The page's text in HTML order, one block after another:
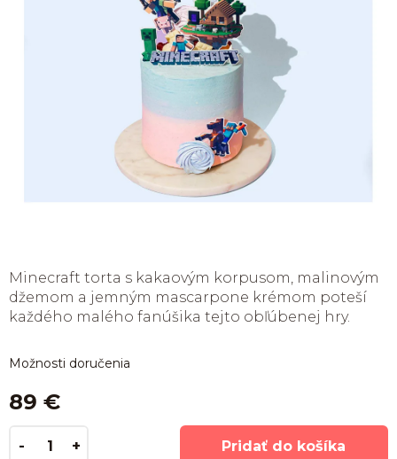
89 €
Možnosti doručenia
Pridať do košíka
Minecraft torta s kakaovým korpusom, malinovým
džemom a jemným mascarpone krémom poteší
každého malého fanúšika tejto obľúbenej hry.